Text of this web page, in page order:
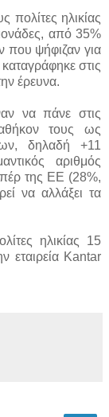
ηλικίας
από 35%
που ψήφιζαν για
στις
έρευνα.
να πάνε στις
τους ως
δηλαδή +11
αριθμός
της ΕΕ (28%,
να αλλάξει τα
ηλικίας 15
εταιρεία Kantar